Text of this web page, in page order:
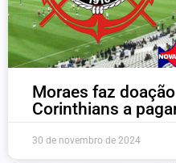
Moraes faz
Corinthians a
30 de novembro de 2024